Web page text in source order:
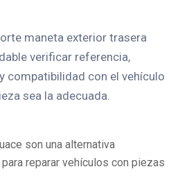
maneta exterior trasera
verificar referencia,
compatibilidad con el vehículo
sea la adecuada.
son una alternativa
reparar vehículos con piezas